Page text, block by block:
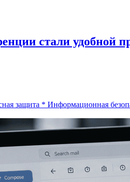
стали удобной
защита * Информационная